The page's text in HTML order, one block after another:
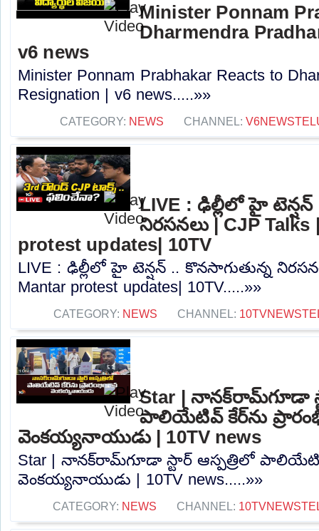
Minister Ponnam
Dharmendra
v6 news
Minister Ponnam Prabhakar Reacts to
Resignation | v6 news.....»»
CATEGORY: NEWS CHANNEL:
LIVE : ఢిల్లీలో హై టెన్షన్
నిరసనలు | CJP Talks
protest updates| 10TV
LIVE : ఢిల్లీలో హై టెన్షన్ .. కొనసాగుతున్న
Mantar protest updates| 10TV.....»»
CATEGORY: NEWS CHANNEL:
Star | నానక్‌రామ్‌గూడా
పాలియేటివ్ కేర్‌ను
వెంకయ్యనాయుడు | 10TV news
Star | నానక్‌రామ్‌గూడా స్టార్ ఆస్పత్రిలో
వెంకయ్యనాయుడు | 10TV news.....»»
CATEGORY: NEWS CHANNEL: